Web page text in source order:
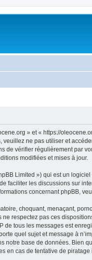
» et « https://
ne pas utiliser et
vérifier régulièrement par
modifiées et mises à jour.
Limited ») qui est un
faciliter les discussions sur
concernant phpBB,
choquant, menaçant,
respectez pas ces
de tous les messages est
quel sujet et message à
base de données. Bien
en cas de tentative de